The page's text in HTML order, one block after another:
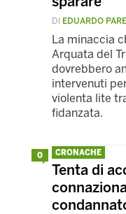
DI EDUARDO
La minaccia
Arquata del
dovrebbero
intervenuti
violenta lite
fidanzata.
0 CRONACHE
Tenta di